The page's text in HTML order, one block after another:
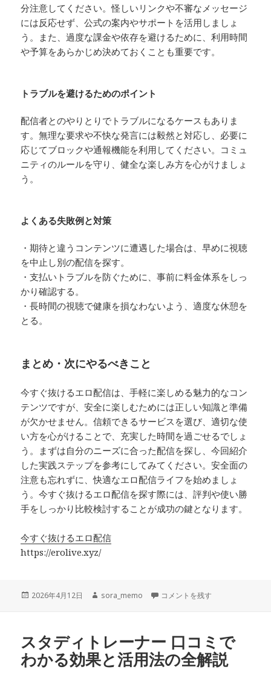
分注意してください。怪しいリンクや不審なメッセージ
には反応せず、公式の案内やサポートを活用しましょ
う。また、過度な課金や依存を避けるために、利用時間
や予算をあらかじめ決めておくことも重要です。
トラブルを避けるためのポイント
配信者とのやりとりでトラブルになるケースもありま
す。無理な要求や不快な発言には毅然と対応し、必要に
応じてブロックや通報機能を利用してください。コミュ
ニティのルールを守り、健全な楽しみ方を心がけましょ
う。
よくある失敗例と対策
・期待と違うコンテンツに遭遇した場合は、早めに視聴
を中止し別の配信を探す。
・支払いトラブルを防ぐために、事前に料金体系をしっ
かり確認する。
・長時間の視聴で健康を損なわないよう、適度な休憩を
とる。
まとめ・次にやるべきこと
今すぐ抜けるエロ配信は、手軽に楽しめる魅力的なコン
テンツですが、安全に楽しむためには正しい知識と準備
が欠かせません。信頼できるサービスを選び、適切な使
い方を心がけることで、充実した時間を過ごせるでしょ
う。まずは自分のニーズに合った配信を探し、今回紹介
した実践ステップを参考にしてみてください。安全面の
注意も忘れずに、快適なエロ配信ライフを始めましょ
う。今すぐ抜けるエロ配信を探す際には、評判や使い勝
手をしっかり比較検討することが成功の鍵となります。
今すぐ抜けるエロ配信
https://erolive.xyz/
投
2026年4月12日
作
sora_memo 今すぐ抜けるエロ配信の魅力と
コメントを残す
スタディトレーナー 口コミで
わかる効果と活用法の全解説